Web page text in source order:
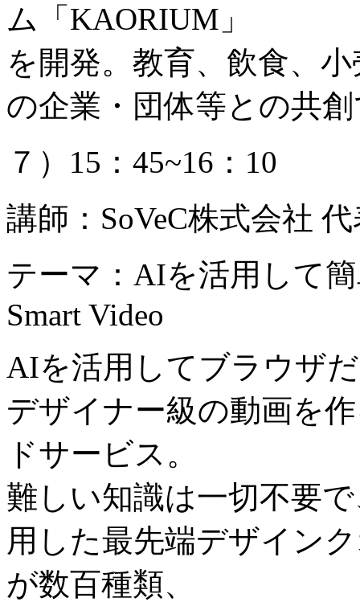
ム「KAORIUM」
を開発。教育、飲食、
の企業・団体等との共
７）15：45~16：10
講師：SoVeC株式会社
テーマ：AIを活用して
Smart Video
AIを活用してブラウザ
デザイナー級の動画を
ドサービス。
難しい知識は一切不要
用した最先端デザイン
が数百種類、